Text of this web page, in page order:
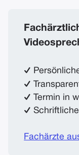
✓
✓
✓ Termin in
✓
Fachärzte